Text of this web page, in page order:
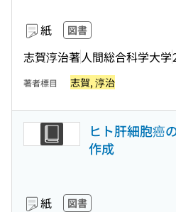
紙 図書
志賀淳治著人間総合科学大学
著者標目 志賀, 淳治
ヒト肝細胞癌
作成
紙 図書